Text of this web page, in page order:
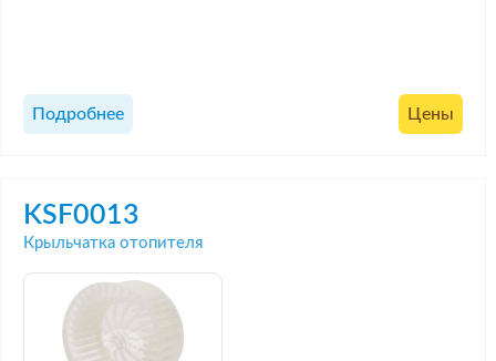
Подробнее Цены
KSF0013
Крыльчатка отопителя